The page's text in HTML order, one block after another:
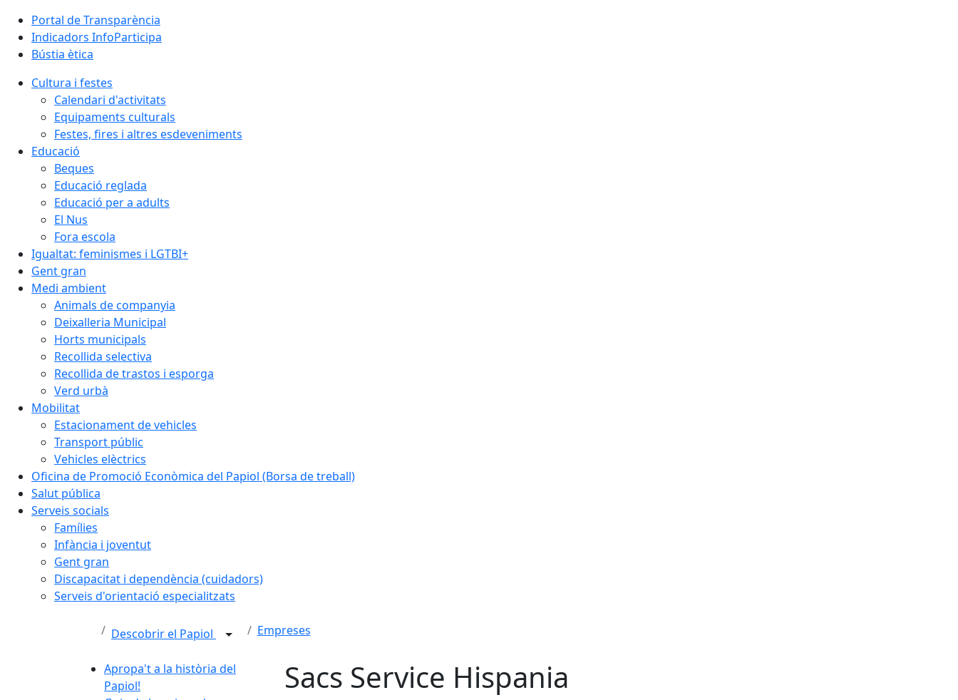
Portal de Transparència
Indicadors InfoParticipa
Bústia ètica
Cultura i festes
Calendari d'activitats
Equipaments culturals
Festes, fires i altres esdeveniments
Educació
Beques
Educació reglada
Educació per a adults
El Nus
Fora escola
Igualtat: feminismes i LGTBI+
Gent gran
Medi ambient
Animals de companyia
Deixalleria Municipal
Horts municipals
Recollida selectiva
Recollida de trastos i esporga
Verd urbà
Mobilitat
Estacionament de vehicles
Transport públic
Vehicles elèctrics
Oficina de Promoció Econòmica del Papiol (Borsa de treball)
Salut pública
Serveis socials
Famílies
Infància i joventut
Gent gran
Discapacitat i dependència (cuidadors)
Serveis d'orientació especialitzats
Descobrir el Papiol Empreses
Apropa't a la història del
Papiol!
Sacs Service Hispania